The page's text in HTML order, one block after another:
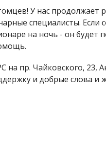
У нас продолжает
специалисты. Если
на ночь - он
на пр. Чайковского, 23,
и добрые слова и